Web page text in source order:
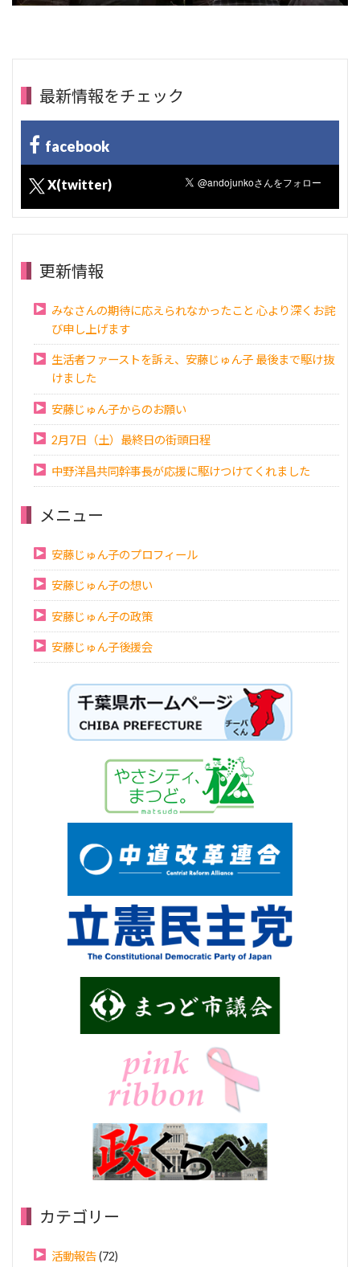
最新情報をチェック
facebook
X(twitter)
更新情報
みなさんの期待に応えられなかったこと 心より深くお詫
び申し上げます
生活者ファーストを訴え、安藤じゅん子 最後まで駆け抜
けました
安藤じゅん子からのお願い
2月7日（土）最終日の街頭日程
中野洋昌共同幹事長が応援に駆けつけてくれました
メニュー
安藤じゅん子のプロフィール
安藤じゅん子の想い
安藤じゅん子の政策
安藤じゅん子後援会
カテゴリー
活動報告(72)